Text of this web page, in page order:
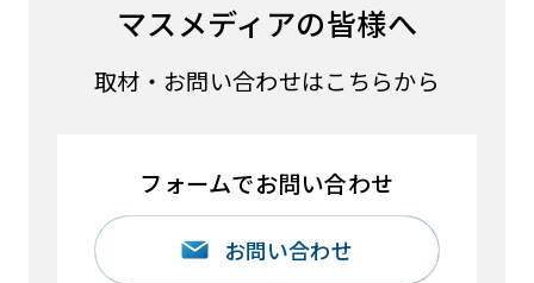
マスメディアの皆様へ
取材・お問い合わせはこちらから
フォームでお問い合わせ
お問い合わせ